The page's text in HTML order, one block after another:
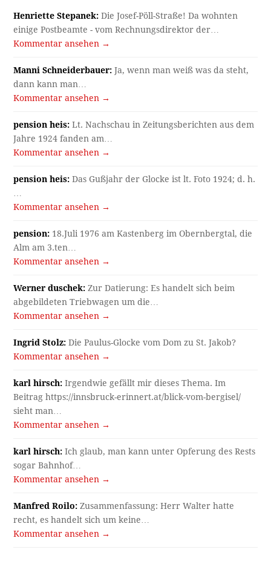
Henriette Stepanek: Die Josef-Pöll-Straße! Da wohnten
einige Postbeamte - vom Rechnungsdirektor der…
Kommentar ansehen →
Manni Schneiderbauer: Ja, wenn man weiß was da steht,
dann kann man…
Kommentar ansehen →
pension heis: Lt. Nachschau in Zeitungsberichten aus dem
Jahre 1924 fanden am…
Kommentar ansehen →
pension heis: Das Gußjahr der Glocke ist lt. Foto 1924; d. h.
Kommentar ansehen →
pension: 18.Juli 1976 am Kastenberg im Obernbergtal, die
Alm am 3.ten…
Kommentar ansehen →
Werner duschek: Zur Datierung: Es handelt sich beim
abgebildeten Triebwagen um die…
Kommentar ansehen →
Ingrid Stolz: Die Paulus-Glocke vom Dom zu St. Jakob?
Kommentar ansehen →
karl hirsch: Irgendwie gefällt mir dieses Thema. Im
Beitrag https://innsbruck-erinnert.at/blick-vom-bergisel/
sieht man…
Kommentar ansehen →
karl hirsch: Ich glaub, man kann unter Opferung des Rests
sogar Bahnhof…
Kommentar ansehen →
Manfred Roilo: Zusammenfassung: Herr Walter hatte
recht, es handelt sich um keine…
Kommentar ansehen →